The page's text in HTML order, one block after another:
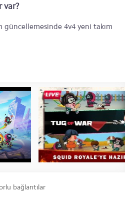
var?
güncellemesinde 4v4 yeni takım
bağlantılar